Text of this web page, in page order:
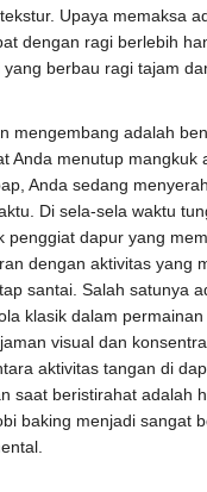
Upaya memaksa
dengan ragi berlebih
berbau ragi tajam
mengembang adalah
Anda menutup mangkuk
Anda sedang
Di sela-sela waktu
penggiat dapur yang
dengan aktivitas yang
santai. Salah satunya
klasik dalam permainan
visual dan
aktivitas tangan di
saat beristirahat adalah
baking menjadi sangat